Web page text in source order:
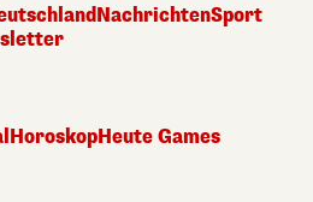
NachrichtenSport
HoroskopHeute Games